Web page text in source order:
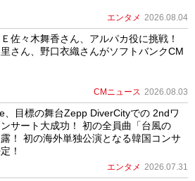
エンタメ 2026.08.04
佐々木舞香さん、アルパカ役に挑戦！
さん、野口衣織さんがソフトバンクCM
CMニュース 2026.08.03
、目標の舞台Zepp DiverCityでの 2ndワ
サート大成功！ 初の全員曲「台風の
！ 初の海外単独公演となる韓国コンサ
！
エンタメ 2026.07.31